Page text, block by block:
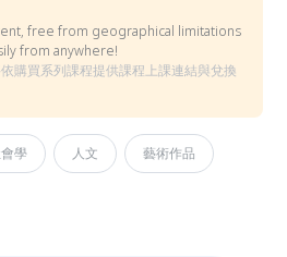
free from geographical limitations
from anywhere!
購買系列課程提供課程上課連結與兌換
學 人文 藝術作品